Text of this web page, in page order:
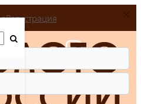
Регистрация